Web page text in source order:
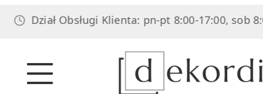
Obsługi Klienta: pn-pt 8:00-17:00, sob 8:00-